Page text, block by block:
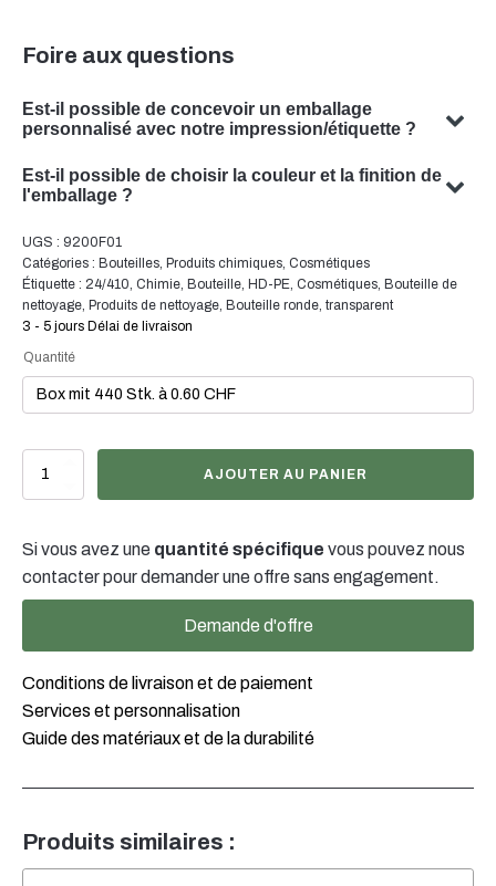
Foire aux questions
Est-il possible de concevoir un emballage
personnalisé avec notre impression/étiquette ?
avec votre sujet. Notre équipe est spécialisée dans la
répondent à vos besoins spécifiques.
Est-il possible de choisir la couleur et la finition de
l'emballage ?
finition de votre emballage. Notre équipe se fera un
plaisir de vous conseiller pour trouver la couleur et la
finition optimales pour votre emballage de produit.
UGS : 9200F01
Catégories : Bouteilles, Produits chimiques, Cosmétiques
Étiquette : 24/410, Chimie, Bouteille, HD-PE, Cosmétiques, Bouteille de
nettoyage, Produits de nettoyage, Bouteille ronde, transparent
3 - 5 jours Délai de livraison
Quantité
quantité
natur,
24/410
AJOUTER AU PANIER
Si vous avez une quantité spécifique vous pouvez nous
contacter pour demander une offre sans engagement.
Demande d'offre
Conditions de livraison et de paiement
Services et personnalisation
Guide des matériaux et de la durabilité
Produits similaires :